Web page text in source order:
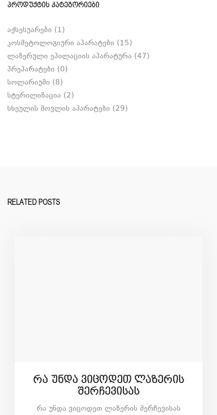
ᲞᲠᲝᲓᲣᲥᲢᲘᲡ ᲙᲐᲢᲔᲒᲝᲠᲘᲔᲑᲘ
აქსესუარები (1)
კოსმეტოლოგიური აპარატები (15)
ლაზერული ეპილაციის აპარატურა (47)
პრეპარატები (0)
სოლარიუმი (8)
სტერილიზაცია (2)
სხეულის მოვლის აპარატები (29)
RELATED POSTS
რა უნდა ვიცოდეთ ლაზერის
შერჩევისას
რა უნდა ვიცოდეთ ლაზერის შერჩევისას